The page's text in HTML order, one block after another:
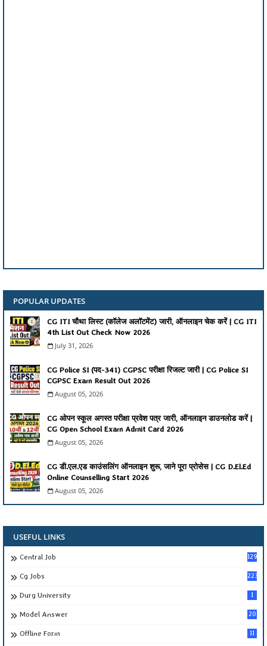
POPULAR UPDATES
CG ITI चौथा लिस्ट (कॉलेज अलॉटमेंट) जारी, ऑनलाइन चेक करें | CG ITI
4th List Out Check Now 2026
July 31, 2026
CG Police SI (पद-341) CGPSC परीक्षा रिजल्ट जारी | CG Police SI
CGPSC Exam Result Out 2026
August 05, 2026
CG ओपन स्कूल अगस्त परीक्षा प्रवेश पत्र जारी, ऑनलाइन डाउनलोड करें |
CG Open School Exam Admit Card 2026
August 05, 2026
CG डी.एल.एड काउंसलिंग ऑनलाइन शुरू, जाने पूरा प्रोसेस | CG D.El.Ed
Online Counselling Start 2026
August 05, 2026
USEFUL LINKS
Central Job 129
Cg Jobs 223
Durg University 1
Model Answer 20
Offline Form 11